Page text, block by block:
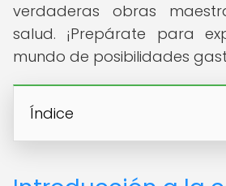
verdaderas obras
salud. ¡Prepárate para
mundo de posibilidades
Índice